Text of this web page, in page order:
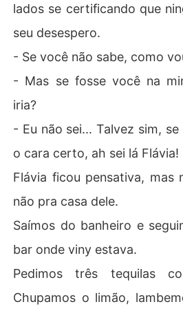
lados se certificando que
seu desespero.
- Se você não sabe, como
- Mas se fosse você na
iria?
- Eu não sei... Talvez sim,
o cara certo, ah sei lá Flávia!
Flávia ficou pensativa, mas
não pra casa dele.
Saímos do banheiro e
bar onde viny estava.
Pedimos três tequilas
Chupamos o limão,